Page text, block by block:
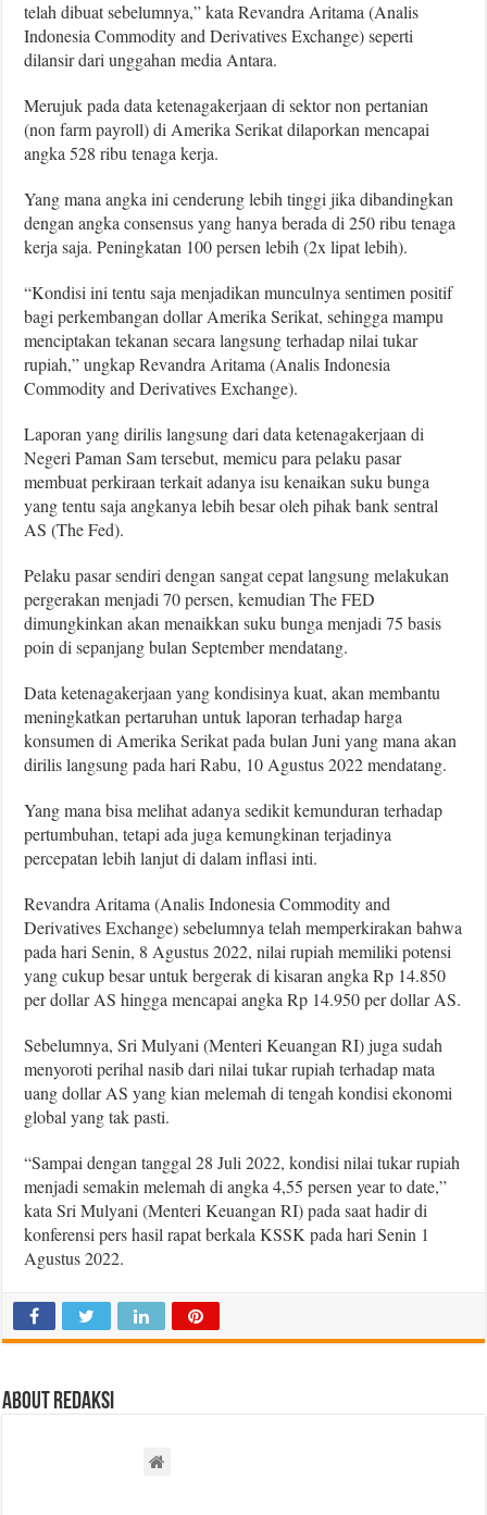
telah dibuat sebelumnya,” kata Revandra Aritama (Analis
Indonesia Commodity and Derivatives Exchange) seperti
dilansir dari unggahan media Antara.
Merujuk pada data ketenagakerjaan di sektor non pertanian
(non farm payroll) di Amerika Serikat dilaporkan mencapai
angka 528 ribu tenaga kerja.
Yang mana angka ini cenderung lebih tinggi jika dibandingkan
dengan angka consensus yang hanya berada di 250 ribu tenaga
kerja saja. Peningkatan 100 persen lebih (2x lipat lebih).
“Kondisi ini tentu saja menjadikan munculnya sentimen positif
bagi perkembangan dollar Amerika Serikat, sehingga mampu
menciptakan tekanan secara langsung terhadap nilai tukar
rupiah,” ungkap Revandra Aritama (Analis Indonesia
Commodity and Derivatives Exchange).
Laporan yang dirilis langsung dari data ketenagakerjaan di
Negeri Paman Sam tersebut, memicu para pelaku pasar
membuat perkiraan terkait adanya isu kenaikan suku bunga
yang tentu saja angkanya lebih besar oleh pihak bank sentral
AS (The Fed).
Pelaku pasar sendiri dengan sangat cepat langsung melakukan
pergerakan menjadi 70 persen, kemudian The FED
dimungkinkan akan menaikkan suku bunga menjadi 75 basis
poin di sepanjang bulan September mendatang.
Data ketenagakerjaan yang kondisinya kuat, akan membantu
meningkatkan pertaruhan untuk laporan terhadap harga
konsumen di Amerika Serikat pada bulan Juni yang mana akan
dirilis langsung pada hari Rabu, 10 Agustus 2022 mendatang.
Yang mana bisa melihat adanya sedikit kemunduran terhadap
pertumbuhan, tetapi ada juga kemungkinan terjadinya
percepatan lebih lanjut di dalam inflasi inti.
Revandra Aritama (Analis Indonesia Commodity and
Derivatives Exchange) sebelumnya telah memperkirakan bahwa
pada hari Senin, 8 Agustus 2022, nilai rupiah memiliki potensi
yang cukup besar untuk bergerak di kisaran angka Rp 14.850
per dollar AS hingga mencapai angka Rp 14.950 per dollar AS.
Sebelumnya, Sri Mulyani (Menteri Keuangan RI) juga sudah
menyoroti perihal nasib dari nilai tukar rupiah terhadap mata
uang dollar AS yang kian melemah di tengah kondisi ekonomi
global yang tak pasti.
“Sampai dengan tanggal 28 Juli 2022, kondisi nilai tukar rupiah
menjadi semakin melemah di angka 4,55 persen year to date,”
kata Sri Mulyani (Menteri Keuangan RI) pada saat hadir di
konferensi pers hasil rapat berkala KSSK pada hari Senin 1
Agustus 2022.
About Redaksi